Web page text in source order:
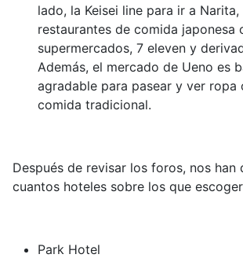
lado, la Keisei line para ir a Narita,
restaurantes de comida japonesa
supermercados, 7 eleven y
Además, el mercado de Ueno es
agradable para pasear y ver ropa
comida tradicional.
Después de revisar los foros, nos han
cuantos hoteles sobre los que
Park Hotel